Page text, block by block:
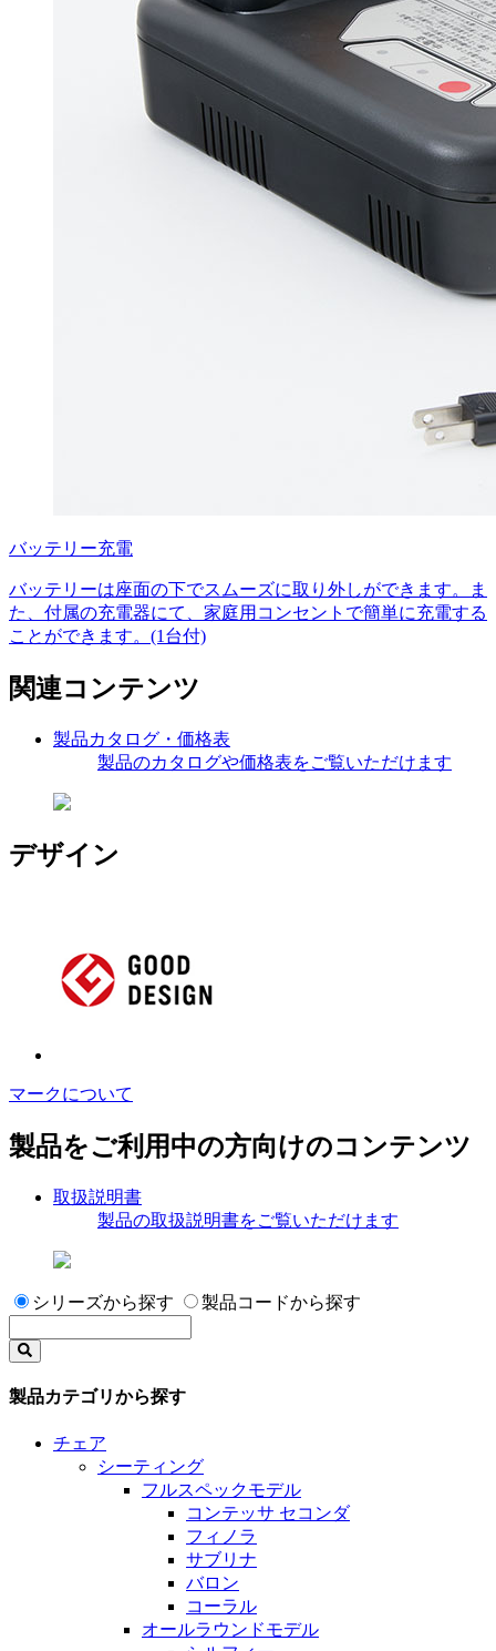
バッテリー充電
バッテリーは座面の下でスムーズに取り外しができます。ま
た、付属の充電器にて、家庭用コンセントで簡単に充電する
ことができます。(1台付)
関連コンテンツ
製品カタログ・価格表
製品のカタログや価格表をご覧いただけます
デザイン
マークについて
製品をご利用中の方向けのコンテンツ
取扱説明書
製品の取扱説明書をご覧いただけます
シリーズから探す 製品コードから探す
製品カテゴリから探す
チェア
シーティング
フルスペックモデル
コンテッサ セコンダ
フィノラ
サブリナ
バロン
コーラル
オールラウンドモデル